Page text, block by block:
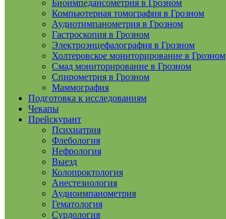
Биоимпедансометрия в Грозном
Компьютерная томография в Грозном
Аудиотимпанометрия в Грозном
Гастроскопия в Грозном
Электроэнцефалография в Грозном
Холтеровское мониторирование в Грозном
Смад мониторирование в Грозном
Спирометрия в Грозном
Маммография
Подготовка к исследованиям
Чекапы
Прейскурант
Психиатрия
Флебология
Нефрология
Выезд
Колопроктология
Анестезиология
Аудиоимпанометрия
Гематология
Сурдология